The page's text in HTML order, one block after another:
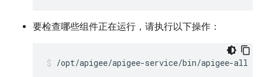
要检查哪些组件正在运行，请执行以下操作：
/opt/apigee/apigee-service/bin/apigee-all